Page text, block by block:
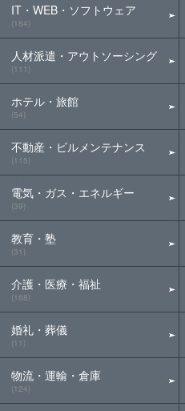
IT・WEB・ソフトウェア
(184)
人材派遣・アウトソーシング
(111)
ホテル・旅館
(54)
不動産・ビルメンテナンス
(115)
電気・ガス・エネルギー
(39)
教育・塾
(31)
介護・医療・福祉
(168)
婚礼・葬儀
(11)
物流・運輸・倉庫
(124)